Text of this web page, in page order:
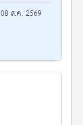
08 ส.ค. 2569